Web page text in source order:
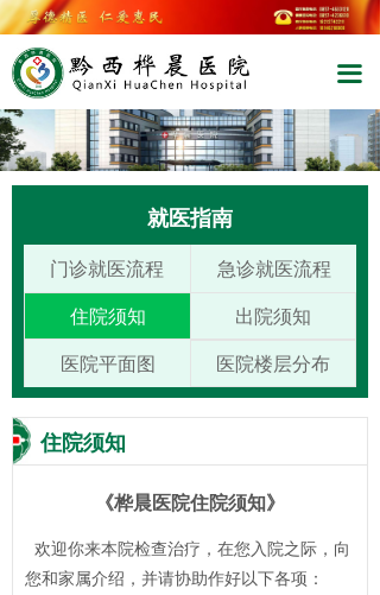
끀
就医指南
门诊就医流程
急诊就医流程
住院须知
出院须知
医院平面图
医院楼层分布
住院须知
《桦晨医院住院须知》
欢迎你来本院检查治疗，在您入院之际，向
您和家属介绍，并请协助作好以下各项：